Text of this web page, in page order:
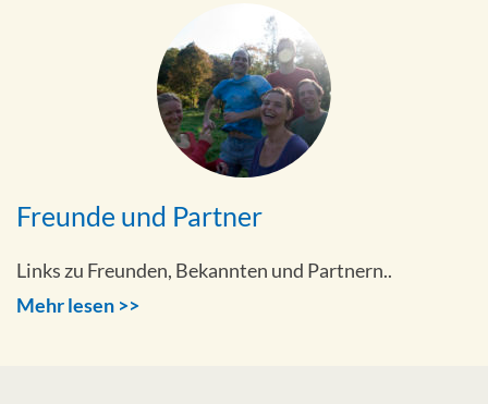
Freunde und Partner
Links zu Freunden, Bekannten und Partnern..
Mehr lesen >>